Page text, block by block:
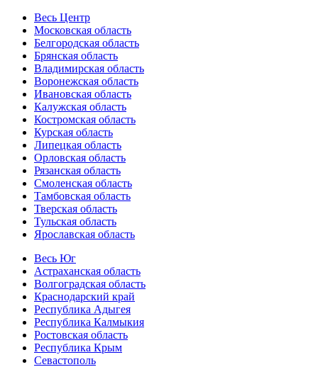
Весь Центр
Московская область
Белгородская область
Брянская область
Владимирская область
Воронежская область
Ивановская область
Калужская область
Костромская область
Курская область
Липецкая область
Орловская область
Рязанская область
Смоленская область
Тамбовская область
Тверская область
Тульская область
Ярославская область
Весь Юг
Астраханская область
Волгоградская область
Краснодарский край
Республика Адыгея
Республика Калмыкия
Ростовская область
Республика Крым
Севастополь